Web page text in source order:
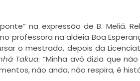
na expressão de B. Meliá.
professora na aldeia Boa
o mestrado, depois da
Takua: “Minha avó dizia que
não anda, não respira, é